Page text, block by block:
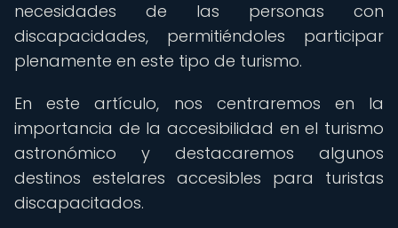
necesidades de las personas con
discapacidades, permitiéndoles participar
plenamente en este tipo de turismo.
En este artículo, nos centraremos en la
importancia de la accesibilidad en el turismo
astronómico y destacaremos algunos
destinos estelares accesibles para turistas
discapacitados.